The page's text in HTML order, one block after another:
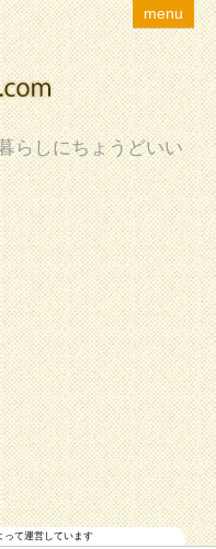
menu
らしにちょうどいい
って運営しています